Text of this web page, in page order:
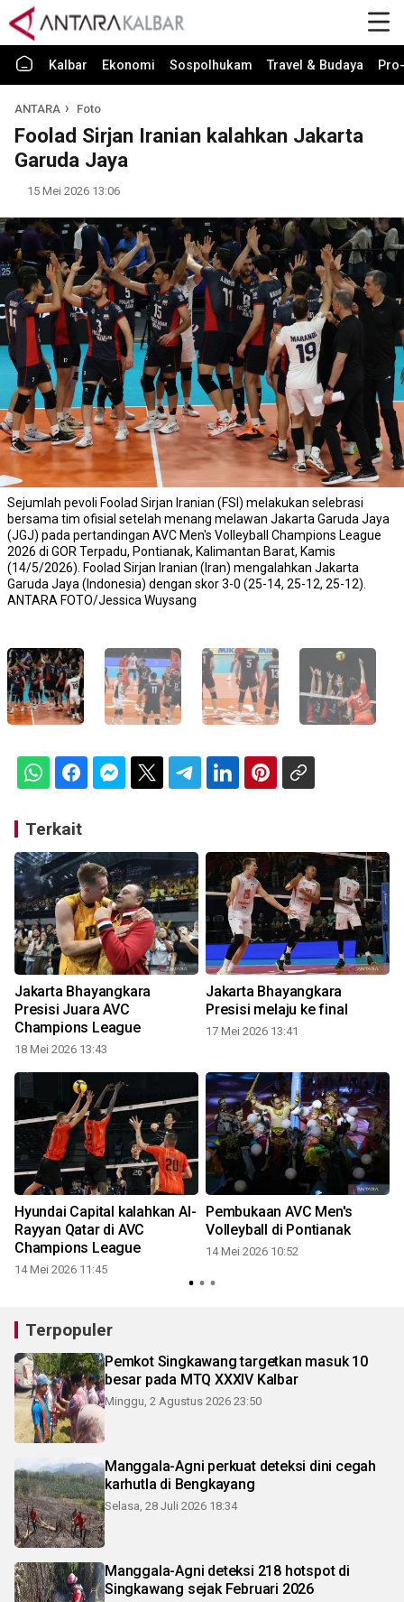
Kalbar Ekonomi Sospolhukam Travel & Budaya
ANTARA Foto
Foolad Sirjan Iranian kalahkan Jakarta
Garuda Jaya
15 Mei 2026 13:06
Sejumlah pevoli Foolad Sirjan Iranian (FSI) melakukan selebrasi
bersama tim ofisial setelah menang melawan Jakarta Garuda Jaya
(JGJ) pada pertandingan AVC Men's Volleyball Champions League
2026 di GOR Terpadu, Pontianak, Kalimantan Barat, Kamis
(14/5/2026). Foolad Sirjan Iranian (Iran) mengalahkan Jakarta
Garuda Jaya (Indonesia) dengan skor 3-0 (25-14, 25-12, 25-12).
ANTARA FOTO/Jessica Wuysang
Terkait
Jakarta Bhayangkara
Presisi Juara AVC
Champions League
18 Mei 2026 13:43
Jakarta Bhayangkara
Presisi melaju ke final
17 Mei 2026 13:41
Hyundai Capital kalahkan Al-
Rayyan Qatar di AVC
Champions League
14 Mei 2026 11:45
Pembukaan AVC Men's
Volleyball di Pontianak
14 Mei 2026 10:52
Terpopuler
Pemkot Singkawang targetkan masuk 10
besar pada MTQ XXXIV Kalbar
Minggu, 2 Agustus 2026 23:50
Manggala-Agni perkuat deteksi dini cegah
karhutla di Bengkayang
Selasa, 28 Juli 2026 18:34
Manggala-Agni deteksi 218 hotspot di
Singkawang sejak Februari 2026